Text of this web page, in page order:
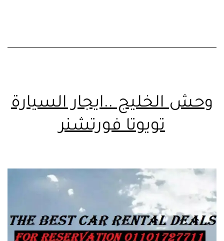
وحش الخليج ..ايجار السيارة
تويوتا فورتشنر